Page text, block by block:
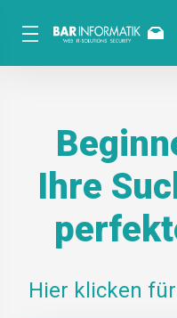
Ihre
Hier klicken für